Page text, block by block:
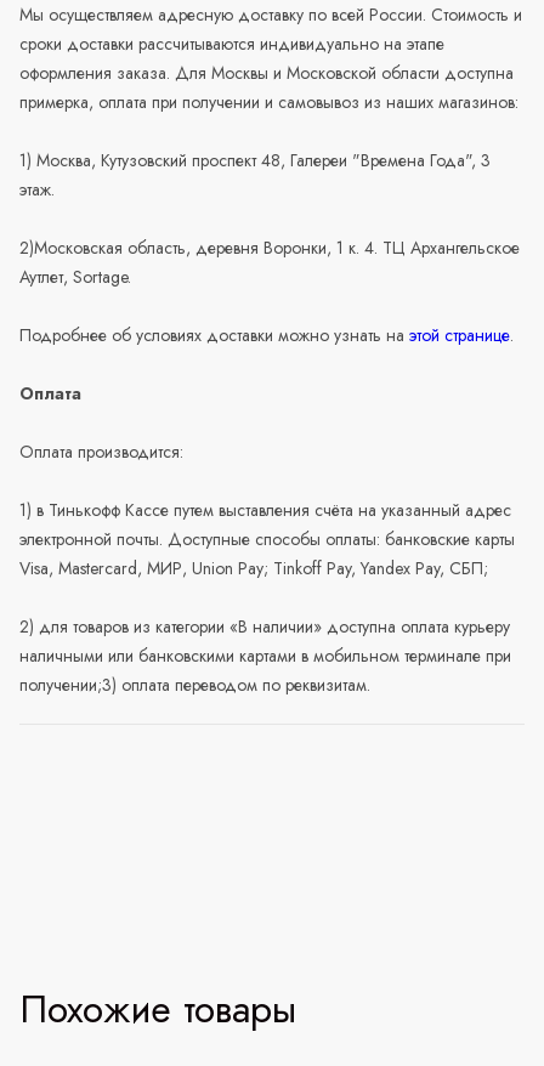
Мы осуществляем адресную доставку по всей России. Стоимость и
сроки доставки рассчитываются индивидуально на этапе
оформления заказа. Для Москвы и Московской области доступна
примерка, оплата при получении и самовывоз из наших магазинов:
1) Москва, Кутузовский проспект 48, Галереи "Времена Года", 3
этаж.
2)Московская область, деревня Воронки, 1 к. 4. ТЦ Архангельское
Аутлет, Sortage.
Подробнее об условиях доставки можно узнать на этой странице.
Оплата
Оплата производится:
1) в Тинькофф Кассе путем выставления счёта на указанный адрес
электронной почты. Доступные способы оплаты: банковские карты
Visa, Mastercard, МИР, Union Pay; Tinkoff Pay, Yandex Pay, СБП;
2) для товаров из категории «В наличии» доступна оплата курьеру
наличными или банковскими картами в мобильном терминале при
получении;3) оплата переводом по реквизитам.
Похожие товары